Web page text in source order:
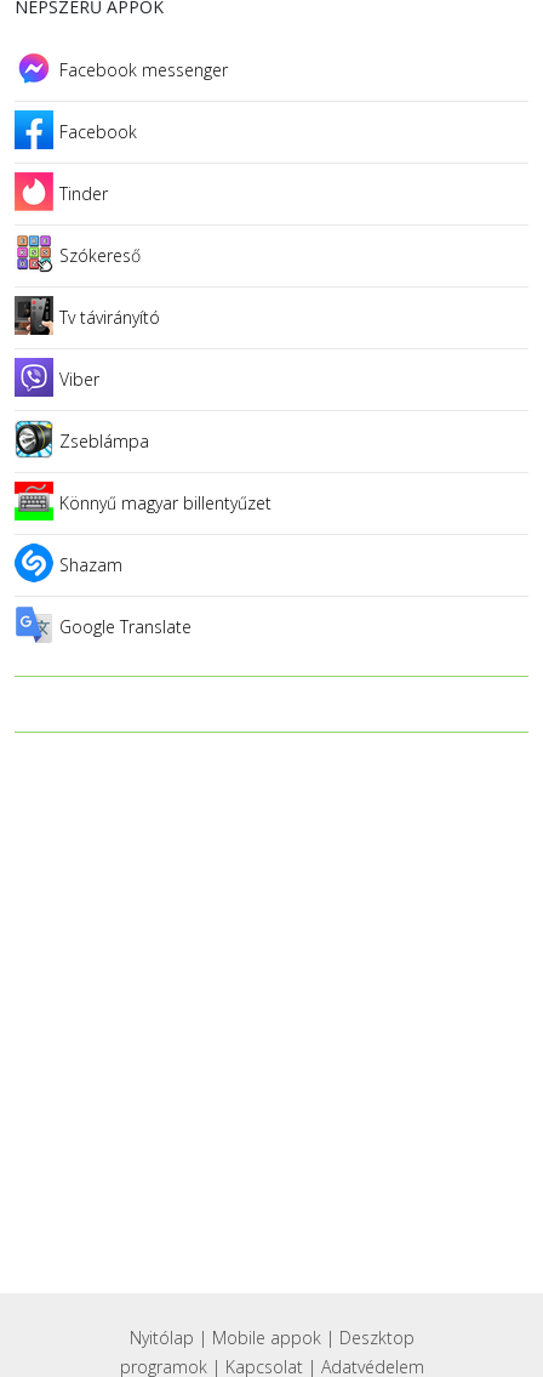
NÉPSZERŰ APPOK
Facebook messenger
Facebook
Tinder
Szókereső
Tv távirányító
Viber
Zseblámpa
Könnyű magyar billentyűzet
Shazam
Google Translate
Nyitólap | Mobile appok| Deszktop
programok| Kapcsolat| Adatvédelem